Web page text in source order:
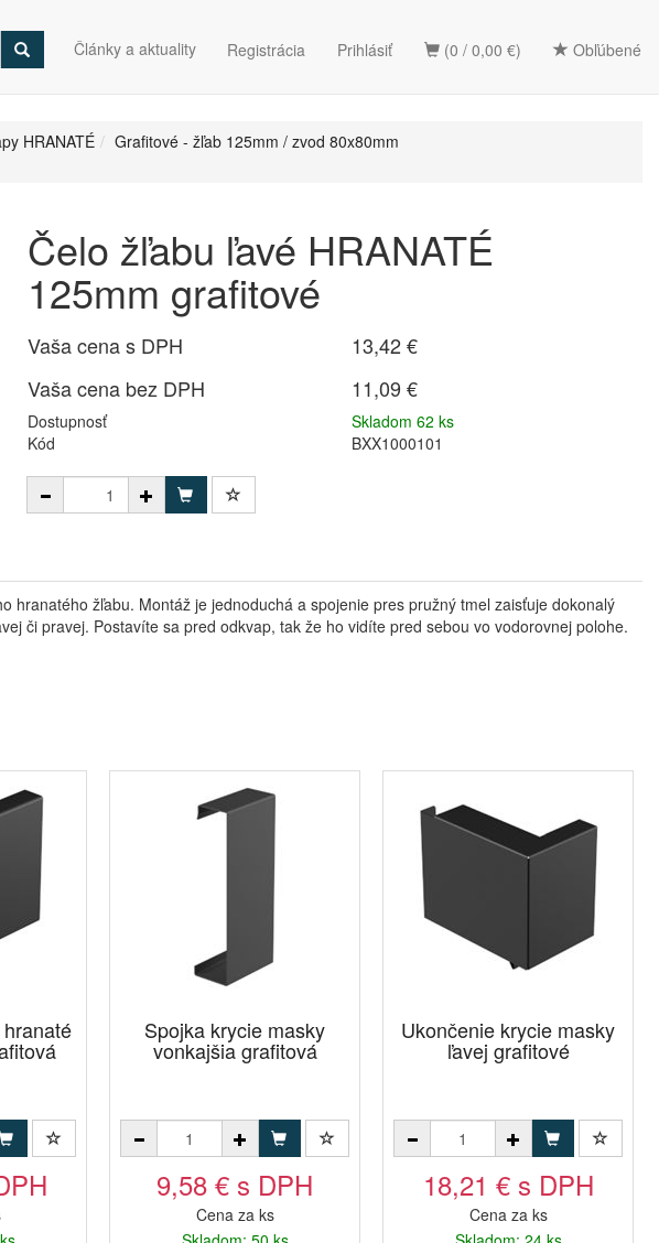
(0 / 0,00 €) Obľúbené
Články a aktuality Registrácia Prihlásiť
HRANATÉ
Grafitové - žľab 125mm / zvod 80x80mm
Čelo žľabu ľavé HRANATÉ
125mm grafitové
Vaša cena s DPH
13,42 €
Vaša cena bez DPH
11,09 €
Dostupnosť
Skladom 62 ks
Kód
BXX1000101
hranatého žľabu. Montáž je jednoduchá a spojenie pres pružný tmel zaisťuje dokonalý
či pravej. Postavíte sa pred odkvap, tak že ho vidíte pred sebou vo vodorovnej polohe.
Spojka krycie masky
vonkajšia grafitová
9,58 € s DPH
Cena za ks
Ukončenie krycie masky
ľavej grafitové
18,21 € s DPH
Cena za ks